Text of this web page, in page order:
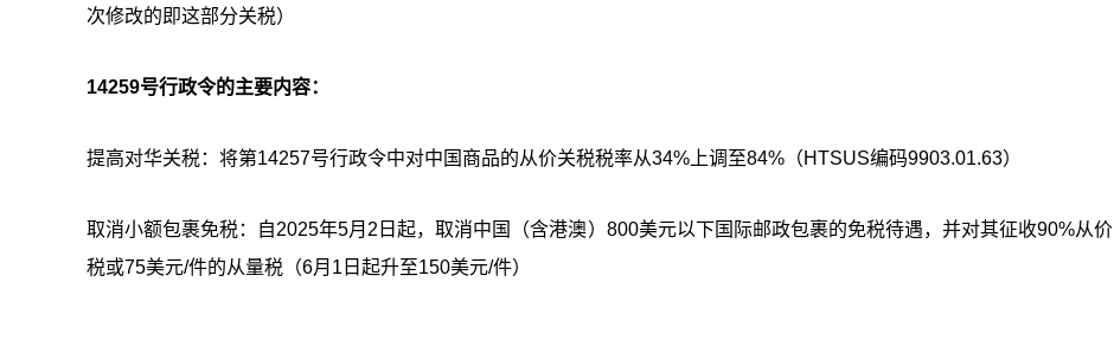
次修改的即这部分关税）
14259号行政令的主要内容：
提高对华关税：将第14257号行政令中对中国商品的从价关税税率从34%上调至84%（HTSUS编码9903.01.63）
取消小额包裹免税：自2025年5月2日起，取消中国（含港澳）800美元以下国际邮政包裹的免税待遇，并对其征收90%从价
税或75美元/件的从量税（6月1日起升至150美元/件）